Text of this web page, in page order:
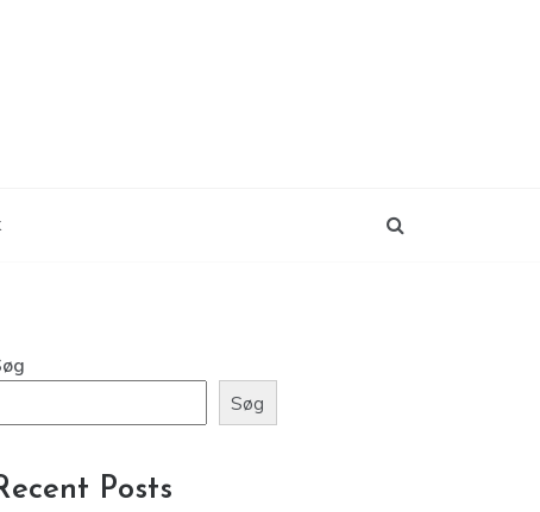
Søg
Posts